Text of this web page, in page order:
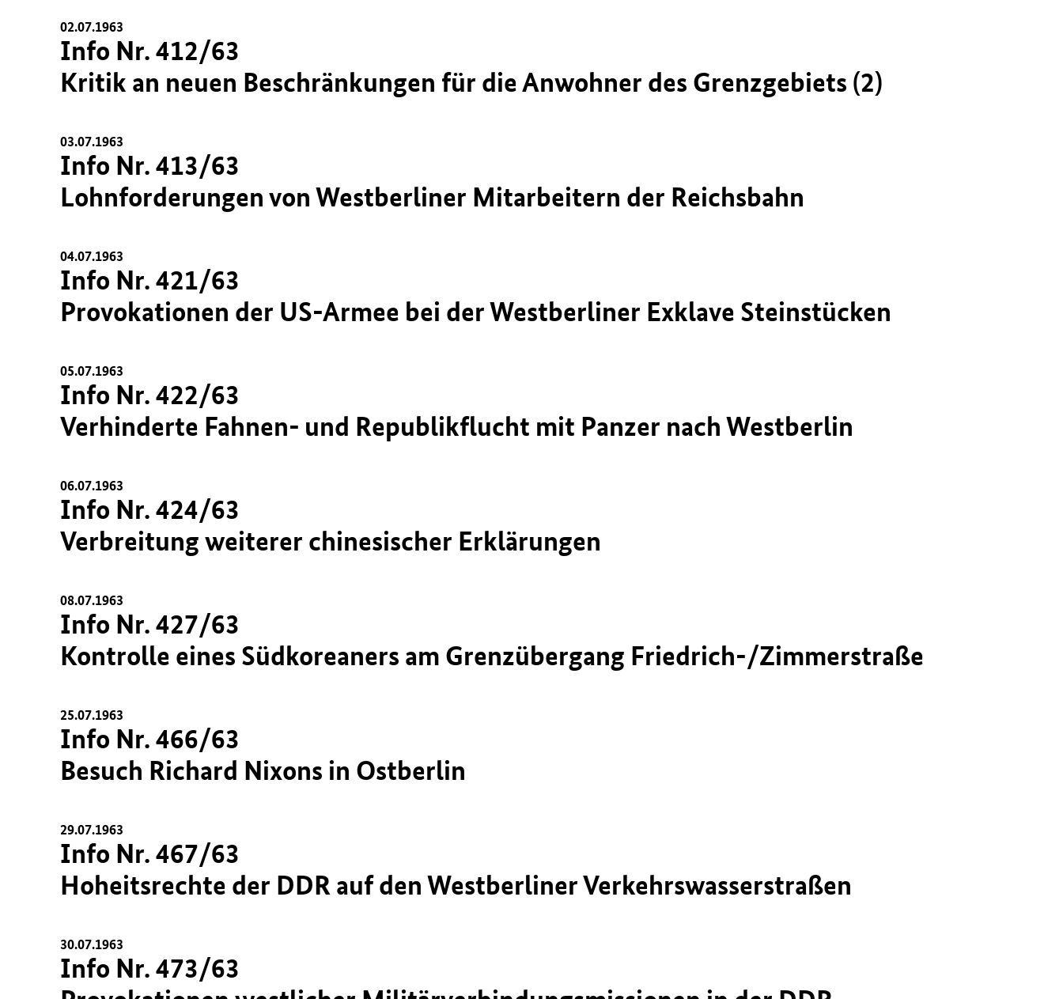
02.07.1963
Info Nr. 412/63
Kritik an neuen Beschränkungen für die Anwohner des Grenzgebiets (2)
03.07.1963
Info Nr. 413/63
Lohnforderungen von Westberliner Mitarbeitern der Reichsbahn
04.07.1963
Info Nr. 421/63
Provokationen der US-Armee bei der Westberliner Exklave Steinstücken
05.07.1963
Info Nr. 422/63
Verhinderte Fahnen- und Republikflucht mit Panzer nach Westberlin
06.07.1963
Info Nr. 424/63
Verbreitung weiterer chinesischer Erklärungen
08.07.1963
Info Nr. 427/63
Kontrolle eines Südkoreaners am Grenzübergang Friedrich-/Zimmerstraße
25.07.1963
Info Nr. 466/63
Besuch Richard Nixons in Ostberlin
29.07.1963
Info Nr. 467/63
Hoheitsrechte der DDR auf den Westberliner Verkehrswasserstraßen
30.07.1963
Info Nr. 473/63